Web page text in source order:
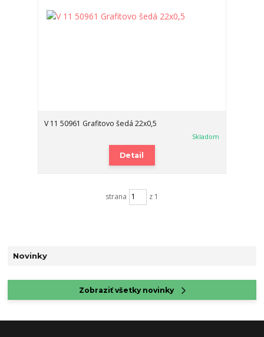
Novinky
Zobraziť všetky novinky
V 11 50961 Grafitovo šedá 22x0,5
Skladom
Detail
strana z 1